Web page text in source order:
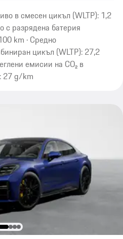
в смесен цикъл (WLTP): 1,2
с разрядена батерия
km · Средно
цикъл (WLTP): 27,2
емисии на CO₂ в
27 g/km